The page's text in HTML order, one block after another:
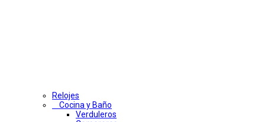
Relojes
Cocina y Baño
Verduleros